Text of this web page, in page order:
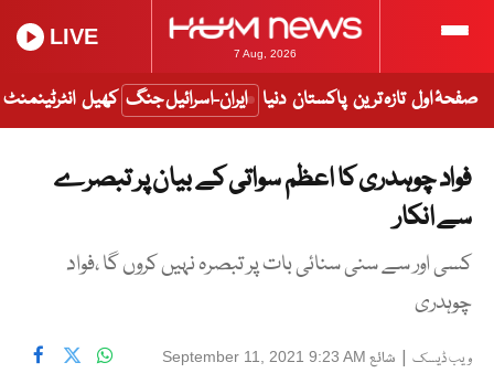
7 Aug, 2026
LIVE
صفحۂ اول تازہ ترین پاکستان دنیا ایران-اسرائیل جنگ کھیل انٹرٹینمنٹ
فواد چوہدری کا اعظم سواتی کے بیان پر تبصرے
سے انکار
کسی اور سے سنی سنائی بات پر تبصرہ نہیں کروں گا ،فواد
چوہدری
ویب ڈیسک | شائع September 11, 2021 9:23 AM